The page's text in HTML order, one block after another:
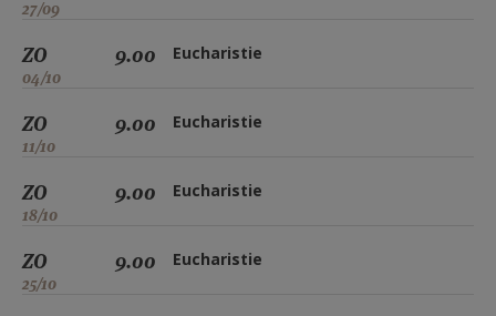
27/09
ZO
04/10
9.00 Eucharistie
ZO
11/10
9.00 Eucharistie
ZO
18/10
9.00 Eucharistie
ZO
25/10
9.00 Eucharistie